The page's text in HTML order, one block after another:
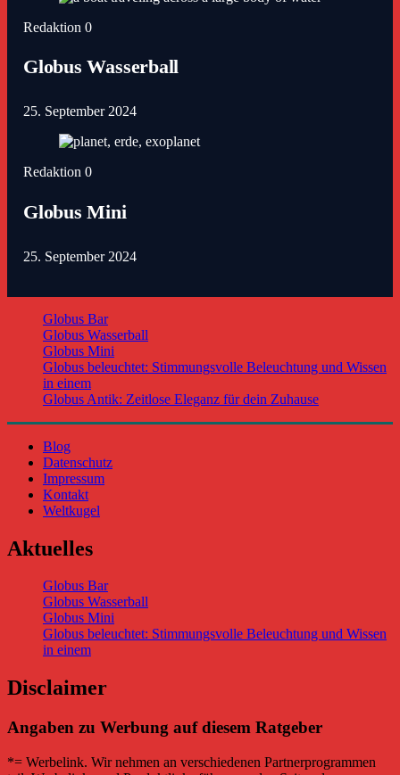
Redaktion 0
Globus Wasserball
25. September 2024
Redaktion 0
Globus Mini
25. September 2024
Globus Bar
Globus Wasserball
Globus Mini
Globus beleuchtet: Stimmungsvolle Beleuchtung und Wissen
in einem
Globus Antik: Zeitlose Eleganz für dein Zuhause
Blog
Datenschutz
Impressum
Kontakt
Weltkugel
Aktuelles
Globus Bar
Globus Wasserball
Globus Mini
Globus beleuchtet: Stimmungsvolle Beleuchtung und Wissen
in einem
Disclaimer
Angaben zu Werbung auf diesem Ratgeber
*= Werbelink. Wir nehmen an verschiedenen Partnerprogrammen